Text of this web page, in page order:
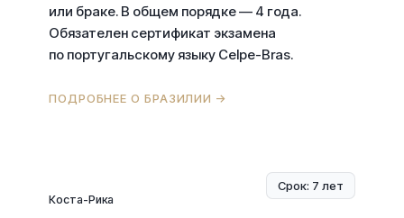
или браке. В общем порядке — 4 года.
Обязателен сертификат экзамена
по португальскому языку Celpe-Bras.
ПОДРОБНЕЕ О БРАЗИЛИИ →
Коста-Рика
Срок: 7 лет